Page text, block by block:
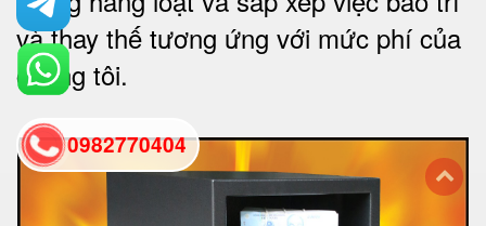
và thay thế tương ứng với mức phí của
chúng tôi.
0982770404